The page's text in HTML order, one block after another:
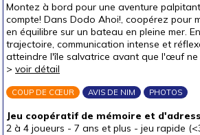
Montez à bord pour une aventure
compte! Dans Dodo Ahoi!, coopérez pour
en équilibre sur un bateau en pleine mer.
trajectoire, communication intense et
atteindre l'île salvatrice avant que l'œuf ne
> voir détail
COUP DE CŒUR AVIS DE NIM PHOTOS
Jeu coopératif de mémoire et
2 à 4 joueurs - 7 ans et plus - jeu rapide